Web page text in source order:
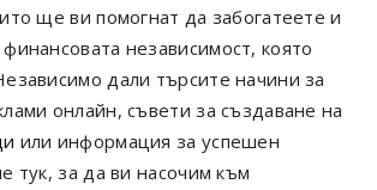
ще ви помогнат да забогатеете и
независимост, която
дали търсите начини за
онлайн, съвети за създаване на
или информация за успешен
тук, за да ви насочим към